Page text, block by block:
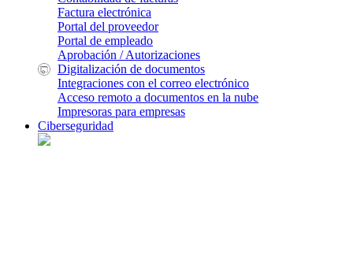
Factura electrónica
Portal del proveedor
Portal de empleado
Aprobación / Autorizaciones
Digitalización de documentos
Integraciones con el correo electrónico
Acceso remoto a documentos en la nube
Impresoras para empresas
Ciberseguridad